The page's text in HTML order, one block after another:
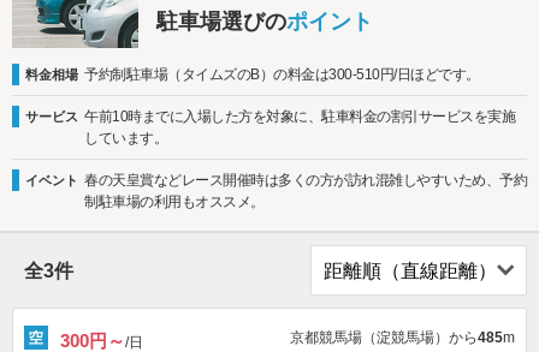
駐車場選びのポイント
料金相場 予約制駐車場（タイムズのB）の料金は300-510円/日ほどです。
サービス 午前10時までに入場した方を対象に、駐車料金の割引サービスを実施
しています。
イベント 春の天皇賞などレース開催時は多くの方が訪れ混雑しやすいため、予約
制駐車場の利用もオススメ。
全3件
300円～/日 京都競馬場（淀競馬場）から485m